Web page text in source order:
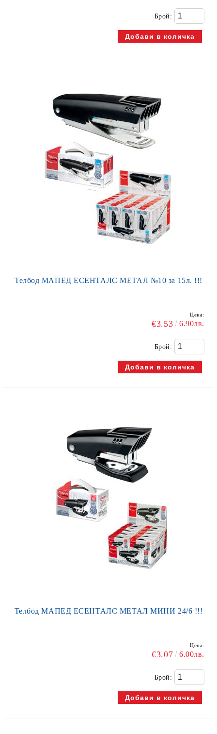
Брой:
Телбод МАПЕД ЕСЕНТАЛС МЕТАЛ №10 за 15л. !!!
Цена:
€3.53 6.90лв.
Брой:
Телбод МАПЕД ЕСЕНТАЛС МЕТАЛ МИНИ 24/6 !!!
Цена:
€3.07 6.00лв.
Брой: